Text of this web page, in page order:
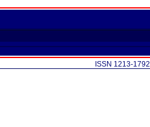
ISSN 1213-1792